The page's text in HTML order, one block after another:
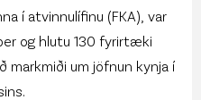
í atvinnulífinu (FKA), var
og hlutu 130 fyrirtæki
markmiði um jöfnun kynja í